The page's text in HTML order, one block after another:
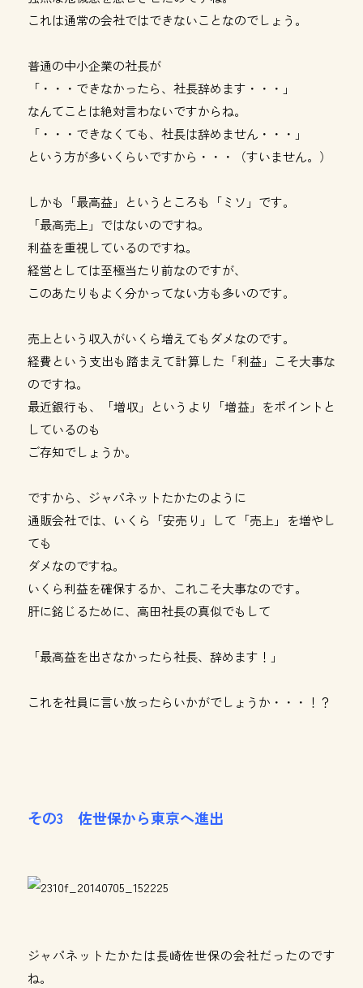
これは通常の会社ではできないことなのでしょう。
普通の中小企業の社長が
「・・・できなかったら、社長辞めます・・・」
なんてことは絶対言わないですからね。
「・・・できなくても、社長は辞めません・・・」
という方が多いくらいですから・・・（すいません。）
しかも「最高益」というところも「ミソ」です。
「最高売上」ではないのですね。
利益を重視しているのですね。
経営としては至極当たり前なのですが、
このあたりもよく分かってない方も多いのです。
売上という収入がいくら増えてもダメなのです。
経費という支出も踏まえて計算した「利益」こそ大事な
のですね。
最近銀行も、「増収」というより「増益」をポイントと
しているのも
ご存知でしょうか。
ですから、ジャパネットたかたのように
通販会社では、いくら「安売り」して「売上」を増やし
ても
ダメなのですね。
いくら利益を確保するか、これこそ大事なのです。
肝に銘じるために、高田社長の真似でもして
「最高益を出さなかったら社長、辞めます！」
これを社員に言い放ったらいかがでしょうか・・・！？
その3 佐世保から東京へ進出
ジャパネットたかたは長崎佐世保の会社だったのです
ね。